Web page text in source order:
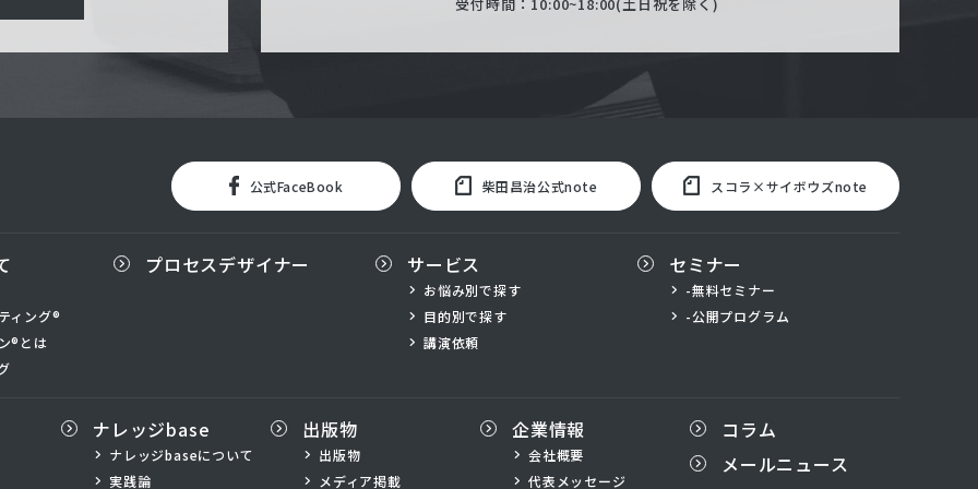
公式FaceBook 柴田昌治公式note スコラ×サイボウズnote
ィング®
®とは
プロセスデザイナー サービス
お悩み別で探す
目的別で探す
講演依頼
セミナー
-無料セミナー
-公開プログラム
ナレッジbase
ナレッジbaseについて
実践論
出版物
出版物
メディア掲載
企業情報
会社概要
代表メッセージ
コラム
メールニュース